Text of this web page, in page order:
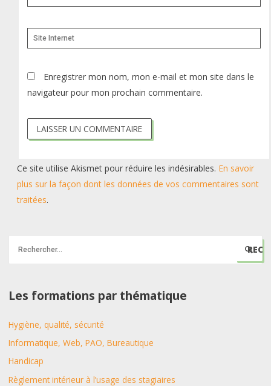
mail*
Site
Internet
Enregistrer mon nom, mon e-mail et mon site dans le
navigateur pour mon prochain commentaire.
Ce site utilise Akismet pour réduire les indésirables. En savoir
plus sur la façon dont les données de vos commentaires sont
traitées.
h
r
c
h
Les formations par thématique
Hygiène, qualité, sécurité
Informatique, Web, PAO, Bureautique
Handicap
Règlement intérieur à l’usage des stagiaires